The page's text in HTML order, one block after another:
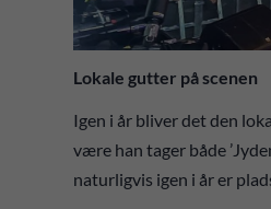
Lokale gutter på scenen
Igen i år bliver det den
være han tager både
naturligvis igen i år er